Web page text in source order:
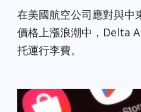
在美國航空公司應對與中
價格上漲浪潮中，Delta
托運行李費。